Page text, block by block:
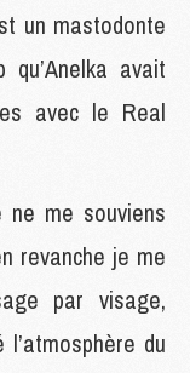
un mastodonte
avait
avec le Real
me souviens
revanche je me
par visage,
du